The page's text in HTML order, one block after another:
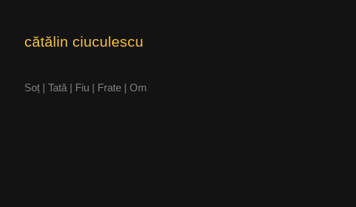
cătălin ciuculescu
Soț | Tată | Fiu | Frate | Om